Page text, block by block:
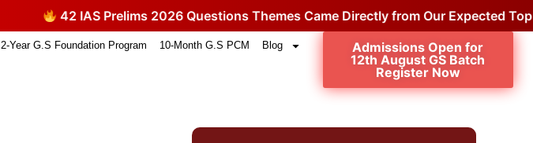
42 IAS Prelims 2026 Questions Themes Came Directly from Our Expected Topics.
2-Year G.S Foundation Program 10-Month G.S PCM Blog
Admissions Open for
12th August GS Batch
Register Now